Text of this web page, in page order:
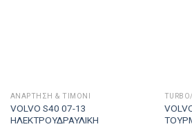
ΑΝΆΡΤΗΣΗ & ΤΙΜΌΝΙ
VOLVO S40 07-13
ΗΛΕΚΤΡΟΥΔΡΑΥΛΙΚΗ